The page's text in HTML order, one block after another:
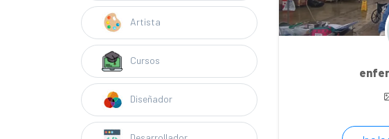
Artista
Cursos
Diseñador